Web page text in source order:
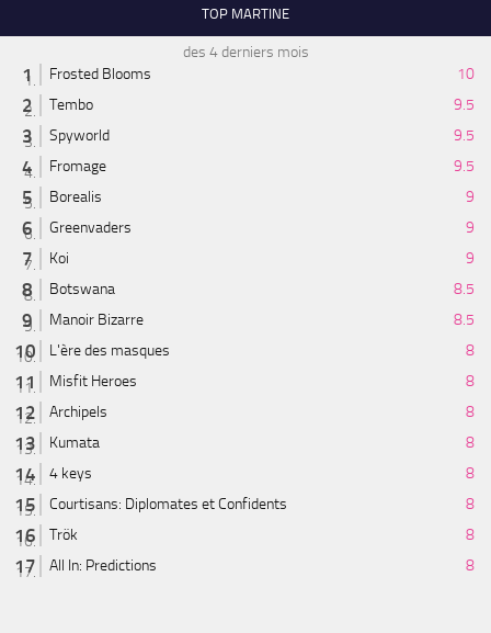
TOP MARTINE
des 4 derniers mois
Frosted Blooms
10
Tembo
9.5
Spyworld
9.5
Fromage
9.5
Borealis
9
Greenvaders
9
Koi
9
Botswana
8.5
Manoir Bizarre
8.5
L'ère des masques
8
Misfit Heroes
8
Archipels
8
Kumata
8
4 keys
8
Courtisans: Diplomates et Confidents
8
Trök
8
All In: Predictions
8